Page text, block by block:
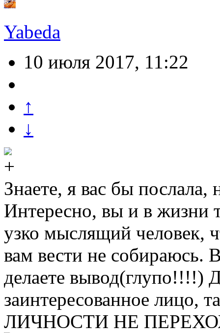
Yabeda
10 июля 2017, 11:22
↑
↓
Знаете, я вас бы
Интересно, вы и в жизни
узко мыслящий человек,
вам вести не собираюсь.
делаете вывод(глупо!!!!)
заинтересованное
ЛИЧНОСТИ НЕ